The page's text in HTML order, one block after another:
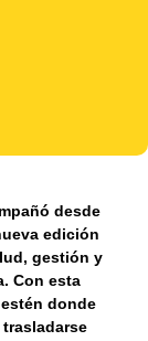
desde
edición
gestión y
Con esta
donde